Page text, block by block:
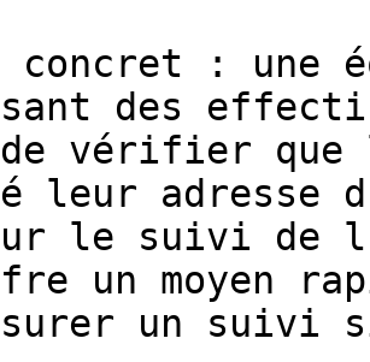
concret : une
des
de vérifier
leur adresse
le suivi de
un moyen
un suivi